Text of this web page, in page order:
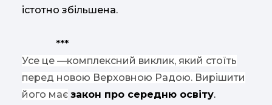
істотно збільшена.
***
Усе це —комплексний виклик, який стоїть
перед новою Верховною Радою. Вирішити
його має закон про середню освіту.